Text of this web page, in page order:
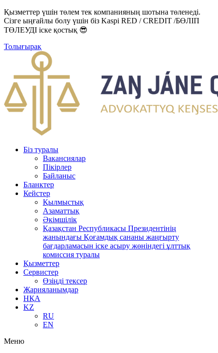
Қызметтер үшін төлем тек компанияның шотына төленеді.
Сізге ыңғайлы болу үшін біз Kaspi RED / CREDIT /БӨЛІП
ТӨЛЕУДІ іске қостық 😎
Толығырақ
Біз туралы
Вакансиялар
Пікірлер
Байланыс
Бланктер
Кейстер
Қылмыстық
Азаматтық
Әкімшілік
Қазақстан Республикасы Президентінің
жанындағы Қоғамдық сананы жаңғырту
бағдарламасын іске асыру жөніндегі ұлттық
комиссия туралы
Қызметтер
Сервистер
Өзіңді тексер
Жарияланымдар
НҚА
KZ
RU
EN
Меню